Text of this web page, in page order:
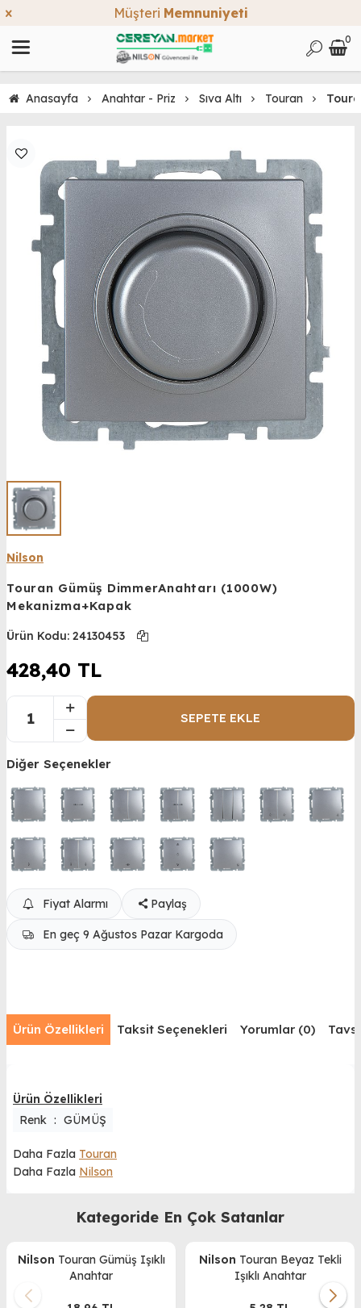
Müşteri Memnuniyeti
0
Anasayfa Anahtar - Priz Sıva Altı Touran
Nilson
Touran Gümüş DimmerAnahtarı (1000W)
Mekanizma+Kapak
Ürün Kodu: 24130453
428,40 TL
SEPETE EKLE
Diğer Seçenekler
Fiyat Alarmı Paylaş
En geç 9 Ağustos Pazar Kargoda
Ürün Özellikleri Taksit Seçenekleri Yorumlar (0)
Ürün Özellikleri
Renk : GÜMÜŞ
Daha Fazla Touran
Daha Fazla Nilson
Kategoride En Çok Satanlar
Nilson Touran Gümüş Işıklı
Anahtar
Nilson Touran Beyaz Tekli
Işıklı Anahtar